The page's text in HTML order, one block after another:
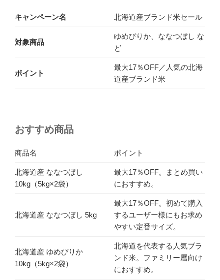
キャンペーン名 北海道産ブランド米セール
対象商品
ゆめぴりか、ななつぼし な
ど
ポイント
最大17％OFF／人気の北海
道産ブランド米
おすすめ商品
商品名 ポイント
北海道産 ななつぼし
10kg（5kg×2袋）
最大17％OFF。まとめ買い
におすすめ。
北海道産 ななつぼし 5kg
最大17％OFF。初めて購入
するユーザー様にもお求め
やすい定番サイズ。
北海道産 ゆめぴりか
10kg（5kg×2袋）
北海道を代表する人気ブラ
ンド米。ファミリー層向け
におすすめ。